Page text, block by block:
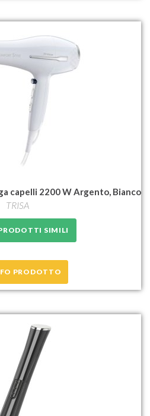
capelli 2200 W Argento, Bianco
TRISA
SIMILI
PRODOTTO